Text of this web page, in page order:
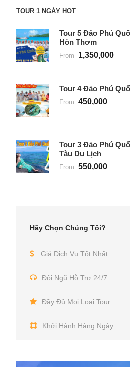
TOUR 1 NGÀY HOT
Tour 5 Đảo Phú
Hòn Thơm
From 1,350,000
Tour 4 Đảo Phú
From 450,000
Tour 3 Đảo Phú
Tàu Du Lịch
From 550,000
Hãy Chọn Chúng Tôi?
Giá Dịch Vụ Tốt Nhất
Đội Ngũ Hỗ Trợ 24/7
Đầy Đủ Mọi Loại Tour
Khởi Hành Hàng Ngày